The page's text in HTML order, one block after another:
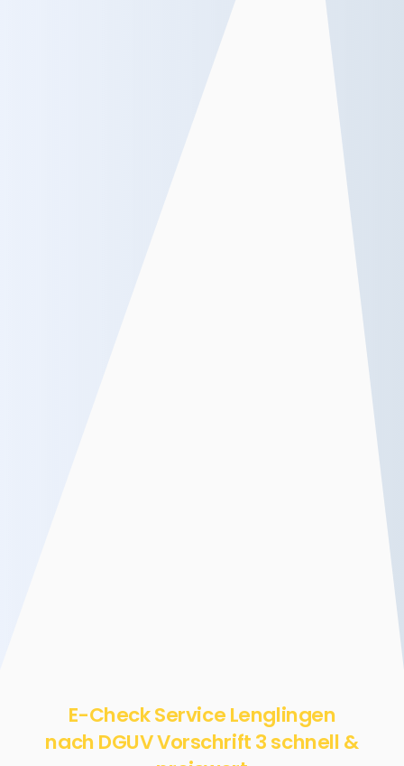
E-Check Service Lenglingen
nach DGUV Vorschrift 3 schnell &